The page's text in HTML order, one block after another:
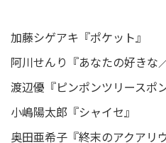
加藤シゲアキ『ポケット』
阿川せんり『あなたの好きな
渡辺優『ピンポンツリースポ
小嶋陽太郎『シャイセ』
奥田亜希子『終末のアクアリ